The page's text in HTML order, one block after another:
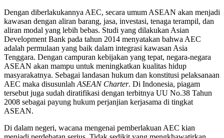
Dengan diberlakukannya AEC, secara umum ASEAN akan menjadi
kawasan dengan aliran barang, jasa, investasi, tenaga terampil, dan
aliran modal yang lebih bebas. Studi yang dilakukan Asian
Development Bank pada tahun 2014 menyatakan bahwa AEC
adalah permulaan yang baik dalam integrasi kawasan Asia
Tenggara. Dengan campuran kebijakan yang tepat, negara-negara
ASEAN akan mampu untuk meningkatkan kualitas hidup
masyarakatnya. Sebagai landasan hukum dan konstitusi pelaksanaan
AEC maka disusunlah ASEAN Charter. Di Indonesia, piagam
tersebut juga sudah diratifikasi dengan terbitnya UU No.38 Tahun
2008 sebagai payung hukum perjanjian kerjasama di tingkat
ASEAN.
Di dalam negeri, wacana mengenai pemberlakuan AEC kian